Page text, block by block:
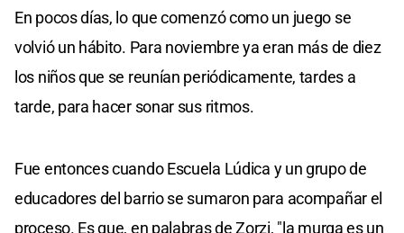
En pocos días, lo que comenzó como un juego se
volvió un hábito. Para noviembre ya eran más de diez
los niños que se reunían periódicamente, tardes a
tarde, para hacer sonar sus ritmos.
Fue entonces cuando Escuela Lúdica y un grupo de
educadores del barrio se sumaron para acompañar el
proceso. Es que, en palabras de Zorzi, "la murga es un